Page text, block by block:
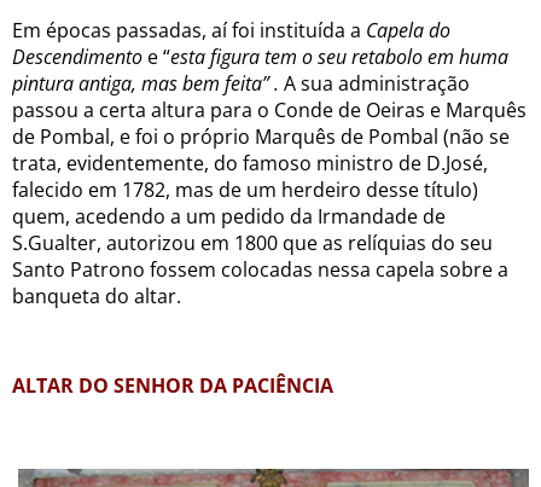
Em épocas passadas, aí foi instituída a Capela do
Descendimento e “esta figura tem o seu retabolo em huma
pintura antiga, mas bem feita”. A sua administração
passou a certa altura para o Conde de Oeiras e Marquês
de Pombal, e foi o próprio Marquês de Pombal (não se
trata, evidentemente, do famoso ministro de D.José,
falecido em 1782, mas de um herdeiro desse título)
quem, acedendo a um pedido da Irmandade de
S.Gualter, autorizou em 1800 que as relíquias do seu
Santo Patrono fossem colocadas nessa capela sobre a
banqueta do altar.
ALTAR DO SENHOR DA PACIÊNCIA